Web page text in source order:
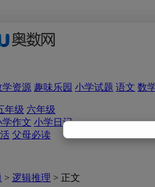
学资源 趣味乐园 小学试题 语文 数
年级 六年级
学作文 小学日记
父母必读
> 逻辑推理 > 正文